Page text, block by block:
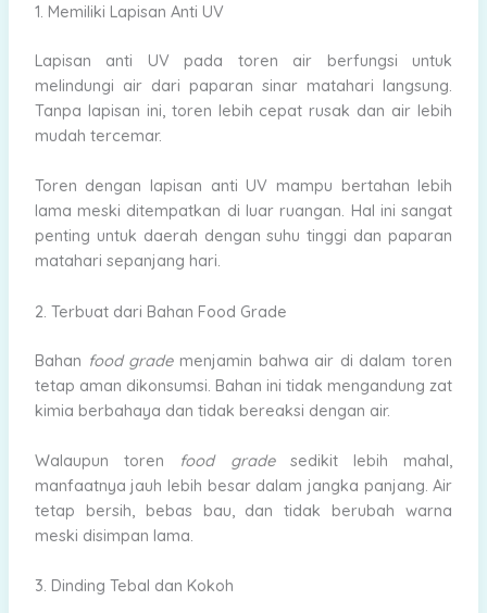
1. Memiliki Lapisan Anti UV
Lapisan anti UV pada toren air berfungsi untuk
melindungi air dari paparan sinar matahari langsung.
Tanpa lapisan ini, toren lebih cepat rusak dan air lebih
mudah tercemar.
Toren dengan lapisan anti UV mampu bertahan lebih
lama meski ditempatkan di luar ruangan. Hal ini sangat
penting untuk daerah dengan suhu tinggi dan paparan
matahari sepanjang hari.
2. Terbuat dari Bahan Food Grade
Bahan food grademenjamin bahwa air di dalam toren
tetap aman dikonsumsi. Bahan ini tidak mengandung zat
kimia berbahaya dan tidak bereaksi dengan air.
Walaupun toren food gradesedikit lebih mahal,
manfaatnya jauh lebih besar dalam jangka panjang. Air
tetap bersih, bebas bau, dan tidak berubah warna
meski disimpan lama.
3. Dinding Tebal dan Kokoh